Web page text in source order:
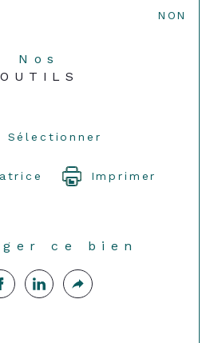
NON
Nos
OUTILS
Sélectionner
Imprimer
ce bien